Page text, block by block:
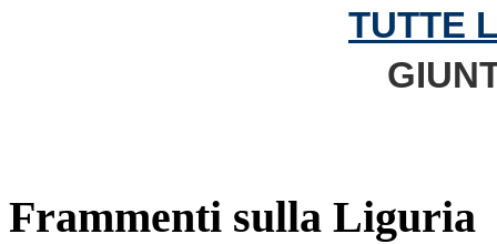
TUTTE
Frammenti sulla Liguria